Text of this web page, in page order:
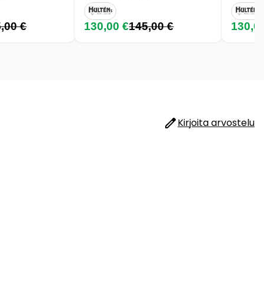
€ 130,00 €145,00 €
Kirjoita arvostelu